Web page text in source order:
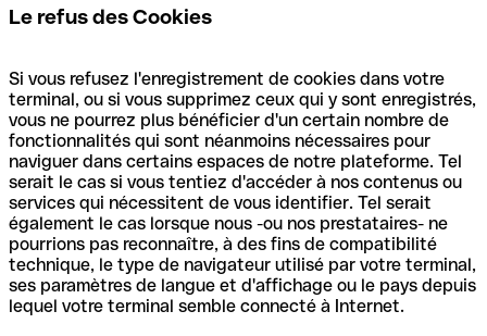
• Chrome: Menu / Paramètres / Afficher les paramètres
enregistrer/lire les données des cookies
• Safari pour macOS : Safari / Préférences / onglet :
Confidentialité → cocher la case : Bloquer tous les
cookies
• Safari pour iOS: Menu Réglages / Safari -> cocher la
case : Bloquer tous les cookies
• Internet Explorer: Menu / Options Internet / onglet :
Confidentialité → cliquer sur Avancé / Paramètres de
confidentialité avancés → cocher la case : Ignorer la
gestion automatique des Cookies
Le refus des Cookies
Si vous refusez l'enregistrement de cookies dans votre
terminal, ou si vous supprimez ceux qui y sont enregistrés,
vous ne pourrez plus bénéficier d'un certain nombre de
fonctionnalités qui sont néanmoins nécessaires pour
naviguer dans certains espaces de notre plateforme. Tel
serait le cas si vous tentiez d'accéder à nos contenus ou
services qui nécessitent de vous identifier. Tel serait
également le cas lorsque nous -ou nos prestataires- ne
pourrions pas reconnaître, à des fins de compatibilité
technique, le type de navigateur utilisé par votre terminal,
ses paramètres de langue et d'affichage ou le pays depuis
lequel votre terminal semble connecté à Internet.